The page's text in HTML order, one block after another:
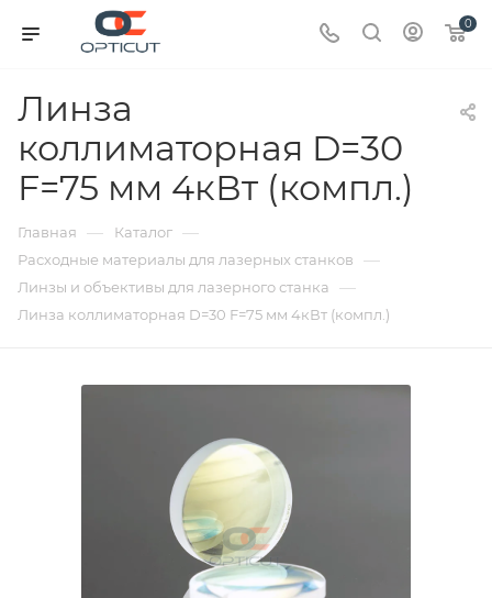
0
Линза
коллиматорная D=30
F=75 мм 4кВт (компл.)
Главная — Каталог —
Расходные материалы для лазерных станков —
Линзы и объективы для лазерного станка —
Линза коллиматорная D=30 F=75 мм 4кВт (компл.)